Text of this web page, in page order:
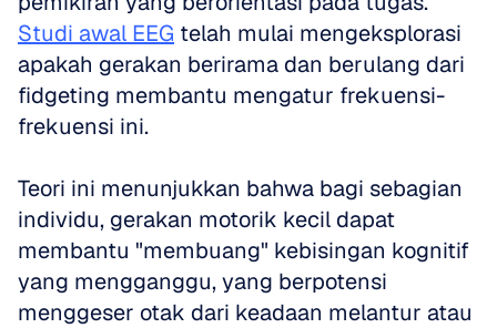
Studi awal EEG telah mulai mengeksplorasi
apakah gerakan berirama dan berulang dari
fidgeting membantu mengatur frekuensi-
frekuensi ini.
Teori ini menunjukkan bahwa bagi sebagian
individu, gerakan motorik kecil dapat
membantu "membuang" kebisingan kognitif
yang mengganggu, yang berpotensi
menggeser otak dari keadaan melantur atau